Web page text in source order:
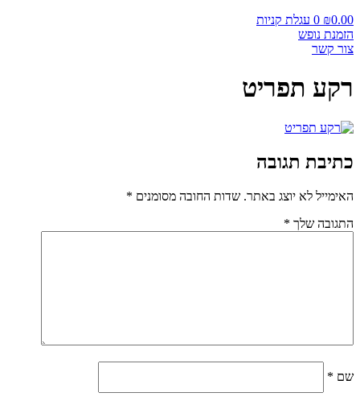
₪0.00
0 עגלת קניות
הזמנת נופש
צור קשר
רקע תפריט
כתיבת תגובה
האימייל לא יוצג באתר. שדות החובה מסומנים *
התגובה שלך *
שם *